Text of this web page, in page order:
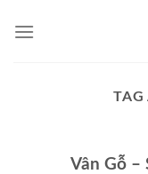
TAG
Vân Gỗ –